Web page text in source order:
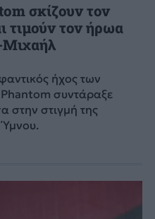
σκίζουν τον
τιμούν τον ήρωα
ήχος των
συντάραξε
στην στιγμή της